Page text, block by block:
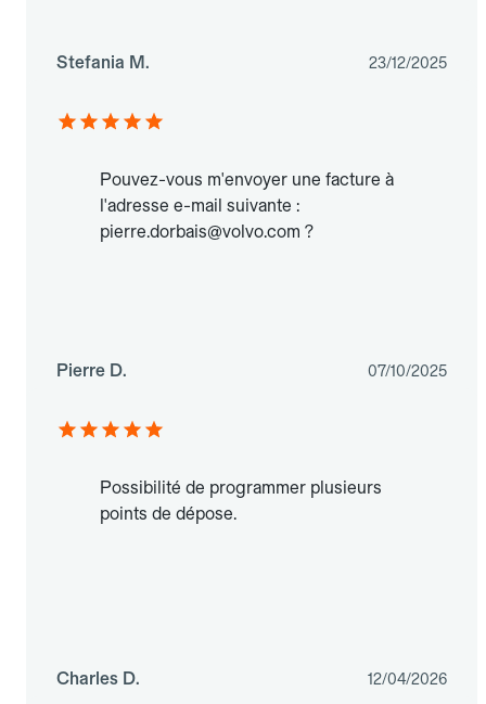
Stefania M. 23/12/2025
Pouvez-vous m'envoyer une facture à
l'adresse e-mail suivante :
pierre.dorbais@volvo.com ?
Pierre D. 07/10/2025
Possibilité de programmer plusieurs
points de dépose.
Charles D. 12/04/2026